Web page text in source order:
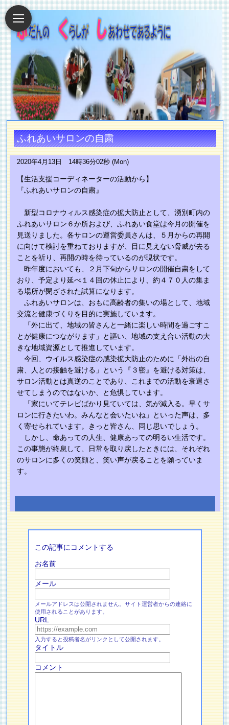
ふれあいサロンの自粛
2020年4月13日 14時36分02秒 (Mon)
【生活支援コーディネーターの活動から】
『ふれあいサロンの自粛』
新型コロナウィルス感染症の拡大防止として、湧別町内の
ふれあいサロン６か所および、ふれあい食堂は今月の開催を
見送りました。各サロンの運営委員さんは、５月からの再開
に向けて検討を重ねておりますが、目に見えない脅威が去る
ことを祈り、再開の時を待っているのが現状です。
昨年度においても、２月下旬からサロンの開催自粛をして
おり、予定より延べ１４回の休止により、約４７０人の集ま
る場所が閉ざされた試算になります。
ふれあいサロンは、おもに高齢者の集いの場として、地域
交流と健康づくりを目的に実施しています。
「外に出て、地域の皆さんと一緒に楽しい時間を過ごすこ
とが健康につながります」と謳い、地域の支え合い活動の大
きな地域資源として推進しています。
今回、ウイルス感染症の感染拡大防止のために「外出の自
粛、人との接触を避ける」という『３密』を避ける対策は、
サロン活動とは真逆のことであり、これまでの活動を衰退さ
せてしまうのではないか、と危惧しています。
「家にいてテレビばかり見ていては、気が滅入る。早くサ
ロンに行きたいわ。みんなと会いたいね」といった声は、多
く寄せられています。きっと皆さん、同じ思いでしょう。
しかし、命あっての人生、健康あっての明るい生活です。
この事態が終息して、日常を取り戻したときには、それぞれ
のサロンに多くの笑顔と、笑い声が戻ることを願っていま
す。
この記事にコメントする
お名前
メール
メールアドレスは公開されません。サイト運営者からの連絡に
使用されることがあります。
URL
入力すると投稿者名がリンクとして公開されます。
タイトル
コメント